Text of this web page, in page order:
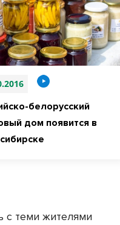
белорусский
дом появится в
с теми жителями